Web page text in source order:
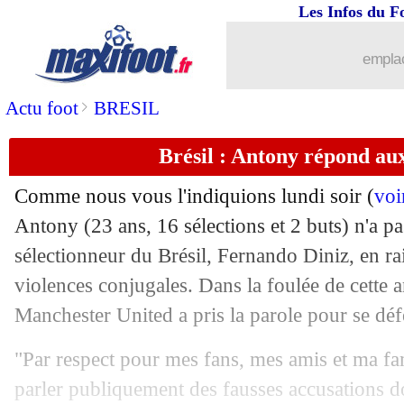
Actu foot> BRESIL
Les Infos du
Brésil : Antony répond
Comme nous vous l'indiquions lundi soir (
Antony (23 ans, 16 sélections et 2 buts) n'a
sélectionneur du Brésil, Fernando Diniz, en
violences conjugales. Dans la foulée de cette
Manchester United a pris la parole pour se
"Par respect pour mes fans, mes amis et ma
parler publiquement des fausses accusations
: Greenwood compte bien
05/09 Espagne: Yamal justifie son choix
05/09 Espagne: Rubiales défendu par...
: K. Diatta - "je n'ai pas peur"
05/09 Naples : Lindstrøm a refusé Liverpool
05/09 PSG: Roche comprend Messi, pas
05/09 CdM 2022: Van Dijk pas d'accord
05/09 EdF (Espoirs) : Henry encense